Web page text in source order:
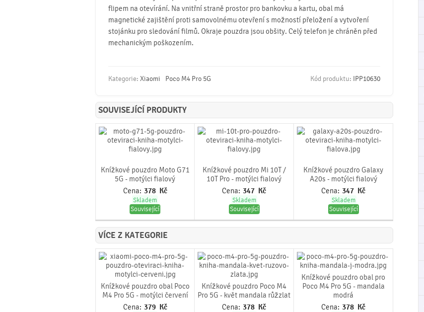
flipem na otevírání. Na vnitřní straně prostor pro bankovku a kartu, obal má
magnetické zajištění proti samovolnému otevření s možností přeložení a vytvoření
stojánku pro sledování filmů. Okraje pouzdra jsou obšity. Celý telefon je chráněn před
mechanickým poškozením.
Kategorie: Xiaomi Poco M4 Pro 5G Kód produktu: IPP10630
SOUVISEJÍCÍ PRODUKTY
Knížkové pouzdro Moto G71
5G - motýlci fialový
Cena: 378 Kč
Skladem
Související
Knížkové pouzdro Mi 10T /
10T Pro - motýlci fialový
Cena: 347 Kč
Skladem
Související
Knížkové pouzdro Galaxy
A20s - motýlci fialový
Cena: 347 Kč
Skladem
Související
VÍCE Z KATEGORIE
Knížkové pouzdro obal Poco
M4 Pro 5G - motýlci červení
Cena: 379 Kč
Knížkové pouzdro Poco M4
Pro 5G - květ mandala růžzlat
Cena: 378 Kč
Knížkové pouzdro obal pro
Poco M4 Pro 5G - mandala
modrá
Cena: 378 Kč